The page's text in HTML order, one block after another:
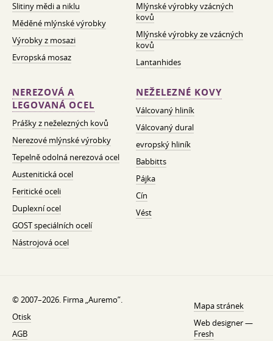
Slitiny mědi a niklu
Měděné mlýnské výrobky
Výrobky z mosazi
Evropská mosaz
Mlýnské výrobky vzácných
kovů
Mlýnské výrobky ze vzácných
kovů
Lantanhides
NEREZOVÁ A
LEGOVANÁ OCEL
Prášky z neželezných kovů
Nerezové mlýnské výrobky
Tepelně odolná nerezová ocel
Austenitická ocel
Feritické oceli
Duplexní ocel
GOST speciálních ocelí
Nástrojová ocel
NEŽELEZNÉ KOVY
Válcovaný hliník
Válcovaný dural
evropský hliník
Babbitts
Pájka
Cín
Vést
© 2007–2026. Firma „Auremo”.
Otisk
AGB
Mapa stránek
Web designer —
Fresh